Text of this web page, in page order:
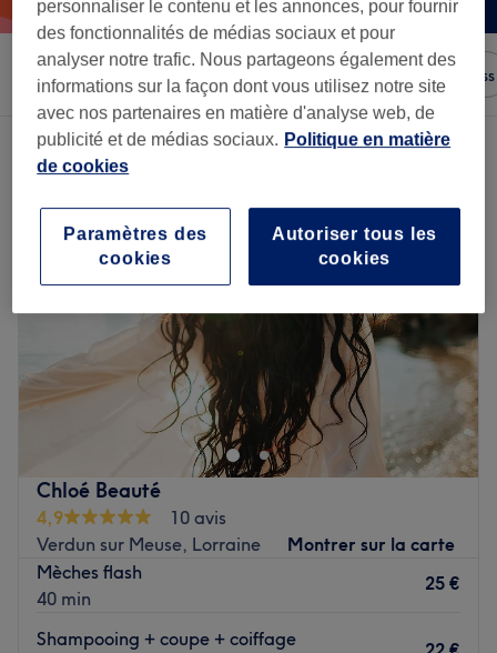
Trier par N'importe quel prix Salons Offres Express
Un établissement offrant:défrisage à Verdun sur Meuse, Lorraine
Chloé Beauté
4,9
10 avis
Verdun sur Meuse, Lorraine
Montrer sur la carte
Mèches flash
40 min
25 €
Shampooing + coupe + coiffage
personnaliser le contenu et les annonces, pour fournir
des fonctionnalités de médias sociaux et pour
analyser notre trafic. Nous partageons également des
informations sur la façon dont vous utilisez notre site
avec nos partenaires en matière d'analyse web, de
publicité et de médias sociaux. Politique en matière
de cookies
Autoriser tous les
cookies
Paramètres des
cookies